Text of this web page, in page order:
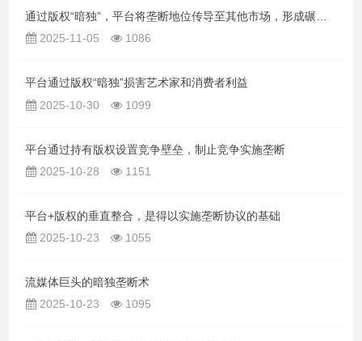
2025-11-05
1086
平台通过版权“暗独”损害艺术家和消费者利益
2025-10-30
1099
平台通过持有版权设置竞争壁垒，制止竞争实施垄断
2025-10-28
1151
平台+版权的垂直整合，是得以实施垄断协议的基础
2025-10-23
1055
流媒体巨头的暗独垄断术
2025-10-23
1095